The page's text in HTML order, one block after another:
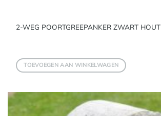
2-WEG POORTGREEPANKER ZWART HOUT
TOEVOEGEN AAN WINKELWAGEN